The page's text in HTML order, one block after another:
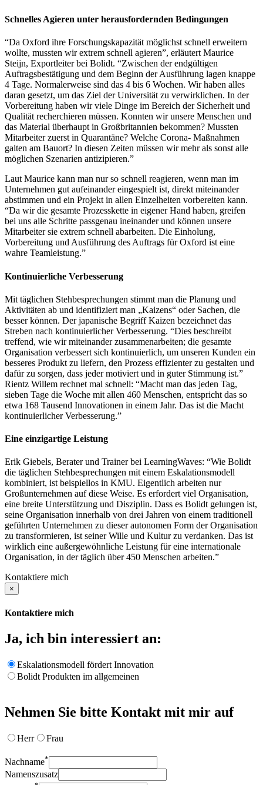
Schnelles Agieren unter herausfordernden Bedingungen
“Da Oxford ihre Forschungskapazität möglichst schnell erweitern
wollte, mussten wir extrem schnell agieren”, erläutert Maurice
Steijn, Exportleiter bei Bolidt. “Zwischen der endgültigen
Auftragsbestätigung und dem Beginn der Ausführung lagen knappe
4 Tage. Normalerweise sind das 4 bis 6 Wochen. Wir haben alles
daran gesetzt, um das Ziel der Universität zu verwirklichen. In der
Vorbereitung haben wir viele Dinge im Bereich der Sicherheit und
Qualität recherchieren müssen. Konnten wir unsere Menschen und
das Material überhaupt in Großbritannien bekommen? Mussten
Mitarbeiter zuerst in Quarantäne? Welche Corona- Maßnahmen
galten am Bauort? In diesen Zeiten müssen wir mehr als sonst alle
möglichen Szenarien antizipieren.”
Laut Maurice kann man nur so schnell reagieren, wenn man im
Unternehmen gut aufeinander eingespielt ist, direkt miteinander
abstimmen und ein Projekt in allen Einzelheiten vorbereiten kann.
“Da wir die gesamte Prozesskette in eigener Hand haben, greifen
bei uns alle Schritte passgenau ineinander und können unsere
Mitarbeiter sie extrem schnell abarbeiten. Die Einholung,
Vorbereitung und Ausführung des Auftrags für Oxford ist eine
wahre Teamleistung.”
Kontinuierliche Verbesserung
Mit täglichen Stehbesprechungen stimmt man die Planung und
Aktivitäten ab und identifiziert man „Kaizens“ oder Sachen, die
besser können. Der japanische Begriff Kaizen bezeichnet das
Streben nach kontinuierlicher Verbesserung. “Dies beschreibt
treffend, wie wir miteinander zusammenarbeiten; die gesamte
Organisation verbessert sich kontinuierlich, um unseren Kunden ein
besseres Produkt zu liefern, den Prozess effizienter zu gestalten und
dafür zu sorgen, dass jeder motiviert und in guter Stimmung ist.”
Rientz Willem rechnet mal schnell: “Macht man das jeden Tag,
sieben Tage die Woche mit allen 460 Menschen, entspricht das so
etwa 168 Tausend Innovationen in einem Jahr. Das ist die Macht
kontinuierlicher Verbesserung.”
Eine einzigartige Leistung
Erik Giebels, Berater und Trainer bei LearningWaves: “Wie Bolidt
die täglichen Stehbesprechungen mit einem Eskalationsmodell
kombiniert, ist beispiellos in KMU. Eigentlich arbeiten nur
Großunternehmen auf diese Weise. Es erfordert viel Organisation,
eine breite Unterstützung und Disziplin. Dass es Bolidt gelungen ist,
seine Organisation innerhalb von drei Jahren von einem traditionell
geführten Unternehmen zu dieser autonomen Form der Organisation
zu transformieren, ist seiner Wille und Kultur zu verdanken. Das ist
wirklich eine außergewöhnliche Leistung für eine internationale
Organisation, in der täglich über 450 Menschen arbeiten.”
Kontaktiere mich
×
Kontaktiere mich
Ja, ich bin interessiert an:
Eskalationsmodell fördert Innovation
Bolidt Produkten im allgemeinen
Nehmen Sie bitte Kontakt mit mir auf
Herr Frau
Nachname*
Namenszusatz